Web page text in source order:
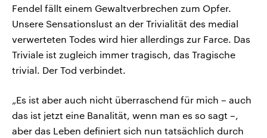
Fendel fällt einem Gewaltverbrechen zum Opfer.
Unsere Sensationslust an der Trivialität des medial
verwerteten Todes wird hier allerdings zur Farce. Das
Triviale ist zugleich immer tragisch, das Tragische
trivial. Der Tod verbindet.
„Es ist aber auch nicht überraschend für mich – auch
das ist jetzt eine Banalität, wenn man es so sagt –,
aber das Leben definiert sich nun tatsächlich durch